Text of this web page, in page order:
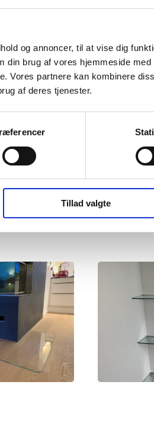
og annoncer, til at vise dig
din brug af vores hjemmeside
Vores partnere kan kombinere
af deres tjenester.
Tillad valgte
hele
hos alle,
absolut
glaslåger. Vi